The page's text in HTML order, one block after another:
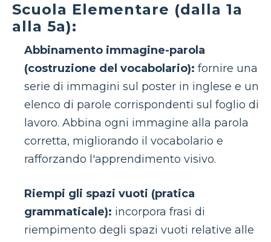
Scuola Elementare (dalla 1a
alla 5a):
Abbinamento immagine-parola
(costruzione del vocabolario): fornire una
serie di immagini sul poster in inglese e un
elenco di parole corrispondenti sul foglio di
lavoro. Abbina ogni immagine alla parola
corretta, migliorando il vocabolario e
rafforzando l'apprendimento visivo.
Riempi gli spazi vuoti (pratica
grammaticale): incorpora frasi di
riempimento degli spazi vuoti relative alle